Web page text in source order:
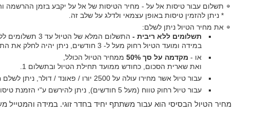
תשלום עבור טיסות אל על - מחיר הטיסות של אל על יקבע בזמן ההרשמה
* ניתן להזמין טיסות באופן עצמאי ולדלג על שלב זה.
את מחיר הטיול ניתן לשלם:
תשלומים ללא ריבית - התשלום המלא של הטיול עד 3 תשלומים ללא ריבית וזאת במידה ומועד הטיול רחוק כ- 3 חודשים מתאריך ההרשמה.
במידה ומועד הטיול רחוק מעל ל- 3 חודשים, ניתן יהיה לחלק את התשלום ליותר מ-3 תשלומים בהתאם למרחק ממועד הטיול.
או - מקדמה על סך 50%
ממחיר הטיול הכולל,
ואת שארית הסכום, כחודש ממועד תחילת הטיול ובתשלום 1.
עבור טיול אשר מחירו עולה על 2500 יורו / פאונד / דולר, ניתן לשלם
עבור טיול רחוק טווח (מעל 5 חודשים), ניתן להירשם ע"י הזמנת טיסות בלבד. במקרה זה - יש להתחיל את התשלום עבור הטיול (מקדמה או תשלומים) כ- 4 חודשים ממועד תחילת הטיול.
מחיר הטיול הבסיסי הוא עבור משתתף יחיד בחדר זוגי. במידה